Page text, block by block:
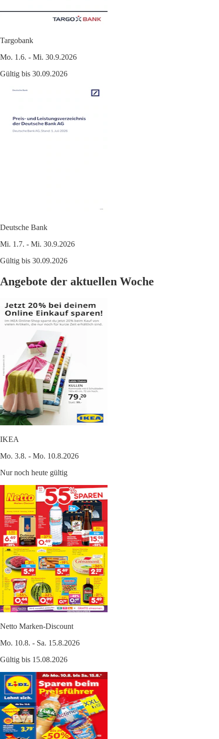
Targobank
Mo. 1.6. - Mi. 30.9.2026
Gültig bis 30.09.2026
Deutsche Bank
Mi. 1.7. - Mi. 30.9.2026
Gültig bis 30.09.2026
Angebote der aktuellen Woche
IKEA
Mo. 3.8. - Mo. 10.8.2026
Nur noch heute gültig
Netto Marken-Discount
Mo. 10.8. - Sa. 15.8.2026
Gültig bis 15.08.2026